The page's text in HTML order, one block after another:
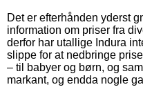
Det er efterhånden yderst
information om priser fra
derfor har utallige Indura
slippe for at nedbringe
– til babyer og børn, og
markant, og endda nogle